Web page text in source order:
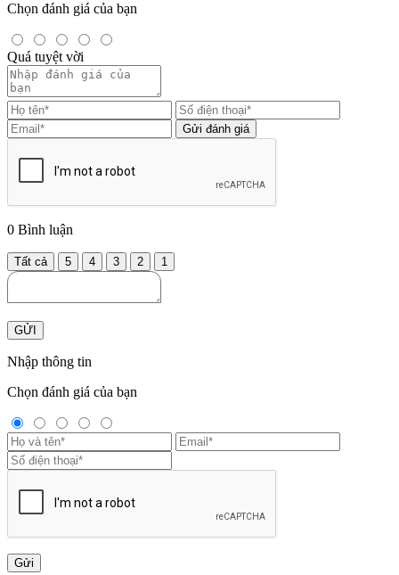
Chọn đánh giá của bạn
Quá tuyệt vời
Gửi đánh giá
0 Bình luận
Tất cả 5 4 3 2 1
GỬI
Nhập thông tin
Chọn đánh giá của bạn
Gửi